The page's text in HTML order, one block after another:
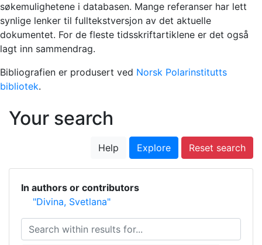
søkemulighetene i databasen. Mange referanser har lett
synlige lenker til fulltekstversjon av det aktuelle
dokumentet. For de fleste tidsskriftartiklene er det også
lagt inn sammendrag.
Bibliografien er produsert ved Norsk Polarinstitutts
bibliotek.
Your search
Help Explore Reset search
In authors or contributors
"Divina, Svetlana"
Search within results for...